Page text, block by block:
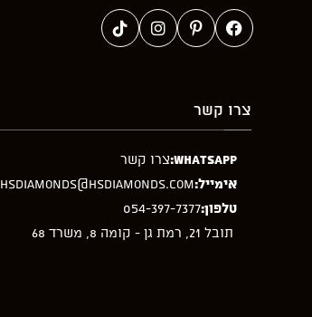
צרו קשר
WhatsApp: צרו קשר
אימייל:hsdiamonds@hsdiamonds.com
טלפון:054-397-7377
תובל 21, רמת גן - קומה 8, משרד 68